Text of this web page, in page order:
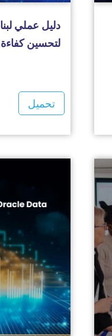
دليل عملي
لتحسين
تحميل